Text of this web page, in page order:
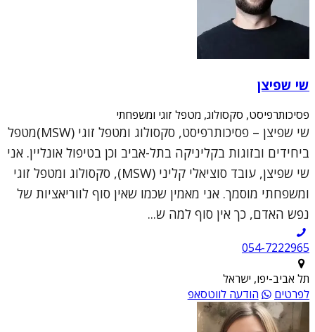
שי שפיצן
פסיכותרפיסט, סקסולוג, מטפל זוגי ומשפחתי
שי שפיצן – פסיכותרפיסט, סקסולוג ומטפל זוגי (MSW)מטפל
ביחידים ובזוגות בקליניקה בתל-אביב וכן בטיפול אונליין. אני
שי שפיצן, עובד סוציאלי קליני (MSW), סקסולוג ומטפל זוגי
ומשפחתי מוסמך. אני מאמין שכמו שאין סוף לווריאציות של
נפש האדם, כך אין סוף למה ש...
054-7222965
תל אביב-יפו, ישראל
לפרטים
הודעה לווטסאפ